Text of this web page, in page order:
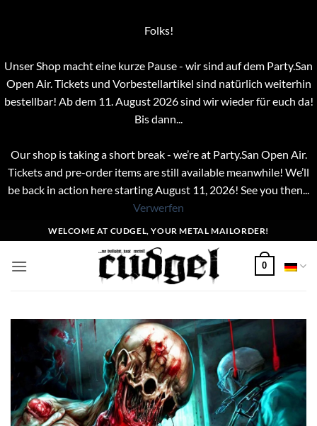
Folks!
Unser Shop macht eine kurze Pause - wir sind auf dem Party.San
Open Air. Tickets und Vorbestellartikel sind natürlich weiterhin
bestellbar! Ab dem 11. August 2026 sind wir wieder für euch da!
Bis dann...
Our shop is taking a short break - we’re at Party.San Open Air.
Tickets and pre-order items are still available meanwhile! We’ll
be back in action here starting August 11, 2026! See you then...
Verwerfen
Inhalt
springen
WELCOME AT CUDGEL, YOUR METAL MAILORDER!
0